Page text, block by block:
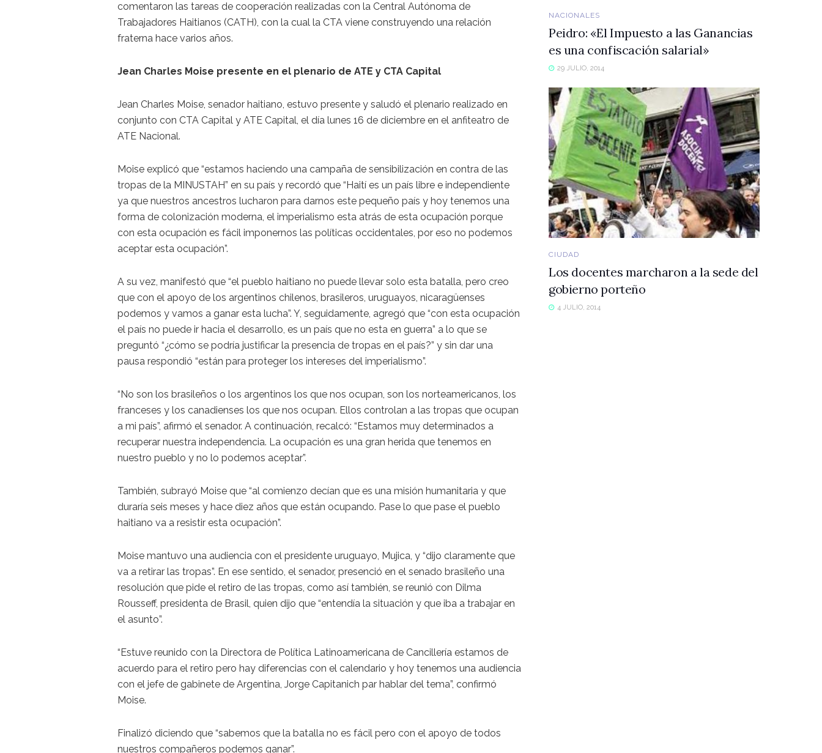
comentaron las tareas de cooperación realizadas con la Central Autónoma de
Trabajadores Haitianos (CATH), con la cual la CTA viene construyendo una relación
fraterna hace varios años.
Jean Charles Moise presente en el plenario de ATE y CTA Capital
Jean Charles Moise, senador haitiano, estuvo presente y saludó el plenario realizado en
conjunto con CTA Capital y ATE Capital, el día lunes 16 de diciembre en el anfiteatro de
ATE Nacional.
Moise explicó que “estamos haciendo una campaña de sensibilización en contra de las
tropas de la MINUSTAH” en su país y recordó que “Haití es un país libre e independiente
ya que nuestros ancestros lucharon para darnos este pequeño país y hoy tenemos una
forma de colonización moderna, el imperialismo esta atrás de esta ocupación porque
con esta ocupación es fácil imponernos las políticas occidentales, por eso no podemos
aceptar esta ocupación”.
A su vez, manifestó que “el pueblo haitiano no puede llevar solo esta batalla, pero creo
que con el apoyo de los argentinos chilenos, brasileros, uruguayos, nicaragüenses
podemos y vamos a ganar esta lucha”. Y, seguidamente, agregó que “con esta ocupación
el país no puede ir hacia el desarrollo, es un país que no esta en guerra” a lo que se
preguntó “¿cómo se podría justificar la presencia de tropas en el país?” y sin dar una
pausa respondió “están para proteger los intereses del imperialismo”.
“No son los brasileños o los argentinos los que nos ocupan, son los norteamericanos, los
franceses y los canadienses los que nos ocupan. Ellos controlan a las tropas que ocupan
a mi país”, afirmó el senador. A continuación, recalcó: “Estamos muy determinados a
recuperar nuestra independencia. La ocupación es una gran herida que tenemos en
nuestro pueblo y no lo podemos aceptar”.
También, subrayó Moise que “al comienzo decían que es una misión humanitaria y que
duraría seis meses y hace diez años que están ocupando. Pase lo que pase el pueblo
haitiano va a resistir esta ocupación”.
Moise mantuvo una audiencia con el presidente uruguayo, Mujica, y “dijo claramente que
va a retirar las tropas”. En ese sentido, el senador, presenció en el senado brasileño una
resolución que pide el retiro de las tropas, como así también, se reunió con Dilma
Rousseff, presidenta de Brasil, quien dijo que “entendía la situación y que iba a trabajar en
el asunto”.
“Estuve reunido con la Directora de Política Latinoamericana de Cancillería estamos de
acuerdo para el retiro pero hay diferencias con el calendario y hoy tenemos una audiencia
con el jefe de gabinete de Argentina, Jorge Capitanich par hablar del tema”, confirmó
Moise.
Finalizó diciendo que “sabemos que la batalla no es fácil pero con el apoyo de todos
nuestros compañeros podemos ganar”.
NACIONALES
Peidro: «El Impuesto a las Ganancias
es una confiscación salarial»
29 JULIO, 2014
CIUDAD
Los docentes marcharon a la sede del
gobierno porteño
4 JULIO, 2014